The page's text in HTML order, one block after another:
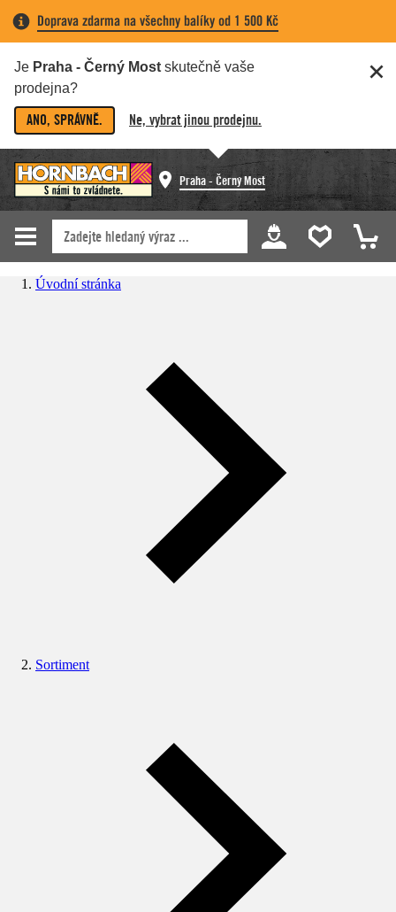
Doprava zdarma na všechny balíky od 1 500 Kč
Je Praha - Černý Most skutečně vaše
prodejna?
ANO, SPRÁVNĚ. Ne, vybrat jinou prodejnu.
Praha - Černý Most
Úvodní stránka
Sortiment